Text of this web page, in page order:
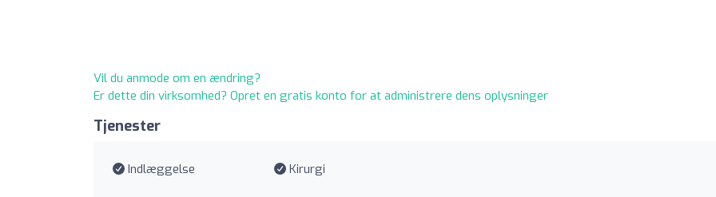
Vil du anmode om en ændring?
Er dette din virksomhed? Opret en gratis konto for at administrere dens oplysninger
Tjenester
Indlæggelse Kirurgi